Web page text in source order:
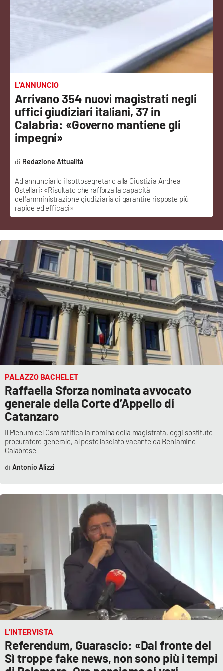
Sanità
Cultura
Podcast
Meteo
Editoriali
Ambiente
Cronaca
Cultura
Economia e Lavoro
Politica
Sanità
Società
Sport
RUBRICHE
Good Morning Vietnam
Imprese Di Calabria
Le perfidie di Antonella Grippo
Venti di comunicazione
LaC TV
LaC Network
L’ANNUNCIO
Arrivano 354 nuovi magistrati negli
uffici giudiziari italiani, 37 in
Calabria: «Governo mantiene gli
impegni»
Ad annunciarlo il sottosegretario alla Giustizia Andrea
Ostellari: «Risultato che rafforza la capacità
dell'amministrazione giudiziaria di garantire risposte più
rapide ed efficaci»
Redazione Attualità
PALAZZO BACHELET
Raffaella Sforza nominata avvocato
generale della Corte d’Appello di
Catanzaro
Il Plenum del Csm ratifica la nomina della magistrata, oggi sostituto
procuratore generale, al posto lasciato vacante da Beniamino
Calabrese
Antonio Alizzi
L’INTERVISTA
Referendum, Guarascio: «Dal fronte del
Sì troppe fake news, non sono più i tempi